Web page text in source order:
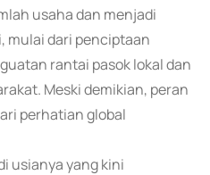
usaha dan menjadi
mulai dari penciptaan
rantai pasok lokal dan
Meski demikian, peran
perhatian global
usianya yang kini